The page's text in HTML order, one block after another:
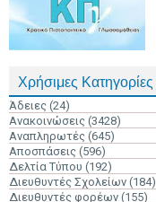
Χρήσιμες Κατηγορίες
Άδειες (24)
Ανακοινώσεις (3428)
Αναπληρωτές (645)
Αποσπάσεις (596)
Δελτία Τύπου (192)
Διευθυντές Σχολείων (184)
Διευθυντές φορέων (155)